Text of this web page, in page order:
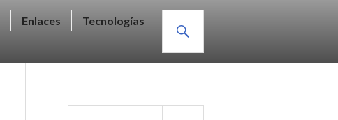
Enlaces
Tecnologías